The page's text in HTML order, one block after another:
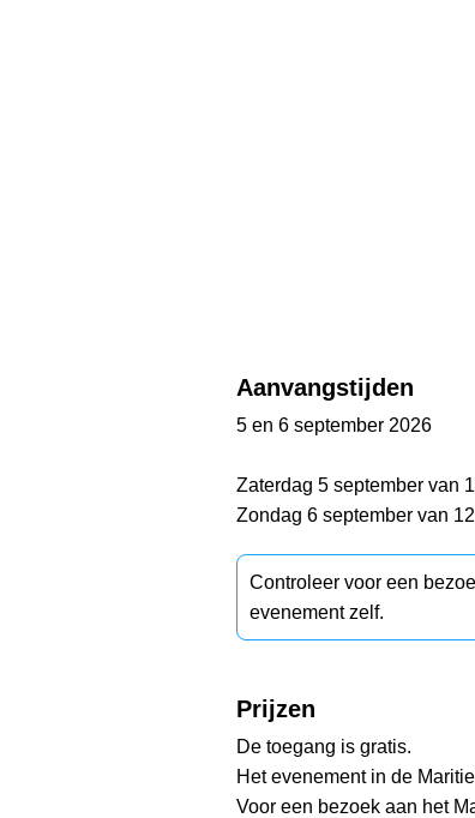
Aanvangstijden
5 en 6 september 2026
Zaterdag 5 september van
Zondag 6 september van
Controleer voor een
evenement zelf.
Prijzen
De toegang is gratis.
Het evenement in de
Voor een bezoek aan het